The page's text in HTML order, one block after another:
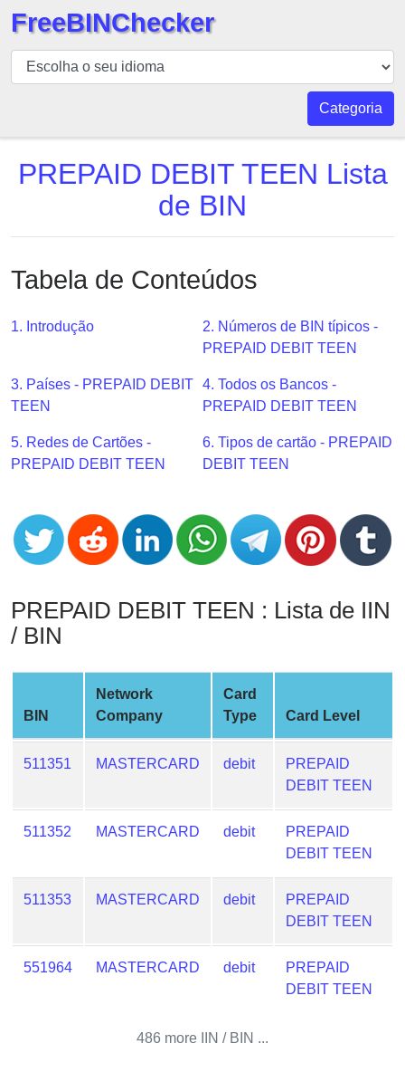
BIN
Verificador
BIN
Número
API
BIN
Generator
BIN
Checker
BIN
CC
Generator
from
Banks
Credit
Card
Validator
Credit
Card
Generator
Random
Card
Generator
Generate
Card
from
Credit
Card
Service
FreeBINChecker
Categoria
PREPAID DEBIT TEEN Lista
de BIN
Tabela de Conteúdos
1. Introdução
2. Números de BIN típicos -
PREPAID DEBIT TEEN
3. Países - PREPAID DEBIT
TEEN
4. Todos os Bancos -
PREPAID DEBIT TEEN
5. Redes de Cartões -
PREPAID DEBIT TEEN
6. Tipos de cartão - PREPAID
DEBIT TEEN
PREPAID DEBIT TEEN : Lista de IIN
/ BIN
BIN
Network
Company
Card
Type
Card Level
511351 MASTERCARD debit
PREPAID
DEBIT TEEN
511352 MASTERCARD debit
PREPAID
DEBIT TEEN
511353 MASTERCARD debit
PREPAID
DEBIT TEEN
551964 MASTERCARD debit
PREPAID
DEBIT TEEN
486 more IIN / BIN ...